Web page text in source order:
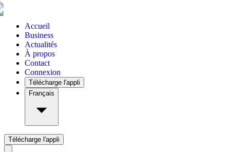
Accueil
Business
Actualités
À propos
Contact
Connexion
Télécharge l'appli
Français
Télécharge l'appli